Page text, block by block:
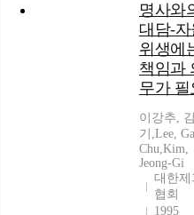
명사와
대담-자
위생에
책임과
무가 필
이강추,
기,Lee,
Chu,Kim,
Jeong-Gi
대한제
협회
1995